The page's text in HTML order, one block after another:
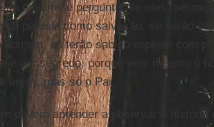
sim devem se perguntar se eles
da parusia como salvação, se serão
homem, se terão sabido esperar com
é um segredo, porque nem mesmo o
anjos, mas só o Pai.
devem aprender a observar a história